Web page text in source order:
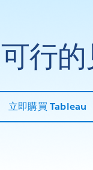
行的
立即購買 Tableau